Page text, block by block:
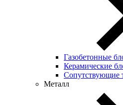
Газобетонные
Керамические
Сопутствующие
Металл